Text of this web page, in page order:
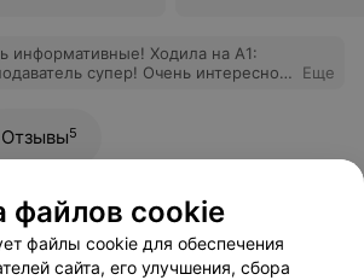
информативные! Ходила на А1:
супер! Очень интересно
поругать)) Рекомендую всем! С
на все занятия
Еще
Отзывы5
файлов cookie
файлы cookie для обеспечения
сайта, его улучшения, сбора